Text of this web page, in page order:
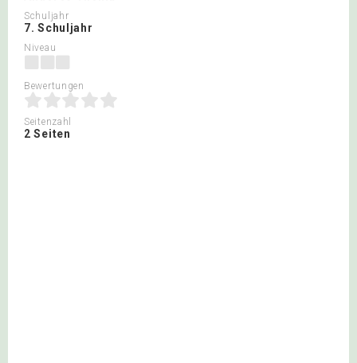
Schuljahr
7. Schuljahr
Niveau
Bewertungen
Seitenzahl
2 Seiten